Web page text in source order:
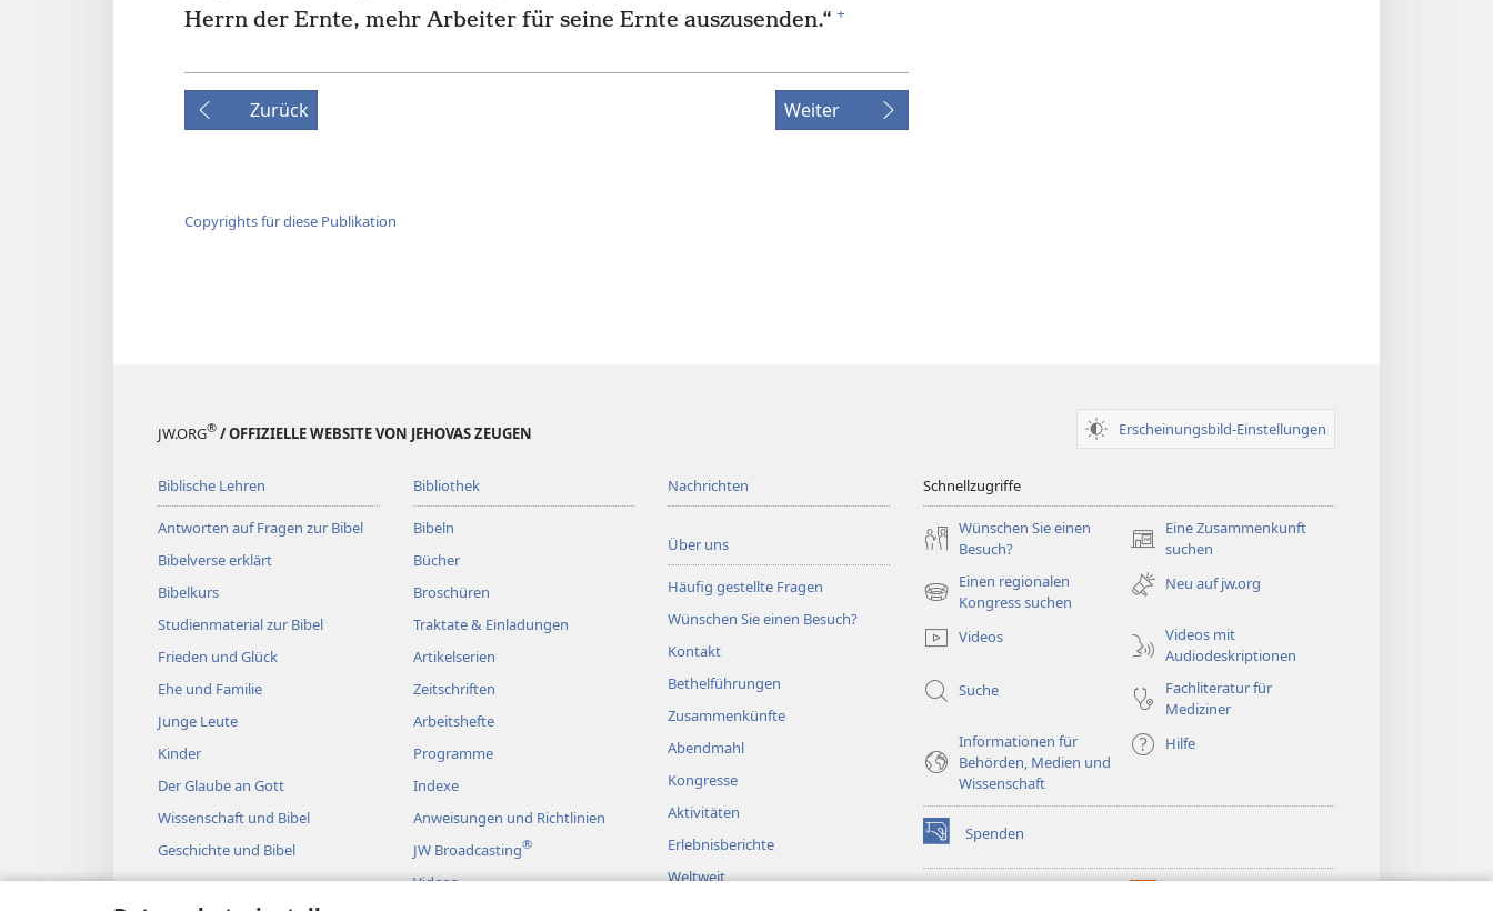
Herrn der Ernte, mehr Arbeiter für seine Ernte auszusenden.“ +
Zurück Weiter
Copyrights für diese Publikation
JW.ORG® / OFFIZIELLE WEBSITE VON JEHOVAS ZEUGEN Erscheinungsbild-Einstellungen
Biblische Lehren
Antworten auf Fragen zur Bibel
Bibelverse erklärt
Bibelkurs
Studienmaterial zur Bibel
Frieden und Glück
Ehe und Familie
Junge Leute
Kinder
Der Glaube an Gott
Wissenschaft und Bibel
Geschichte und Bibel
Bibliothek
Bibeln
Bücher
Broschüren
Traktate & Einladungen
Artikelserien
Zeitschriften
Arbeitshefte
Programme
Indexe
Anweisungen und Richtlinien
JW Broadcasting®
Videos
Nachrichten
Über uns
Häufig gestellte Fragen
Wünschen Sie einen Besuch?
Kontakt
Bethelführungen
Zusammenkünfte
Abendmahl
Kongresse
Aktivitäten
Erlebnisberichte
Weltweit
Schnellzugriffe
Wünschen Sie einen
Besuch?
Eine Zusammenkunft
suchen
(öffnet
neues
Fenster)
Einen regionalen
Kongress suchen
(öffnet
Fenster)
Neu auf jw.org
Videos
Videos mit
Audiodeskriptionen
Suche
Fachliteratur für
Mediziner
Informationen für
Behörden, Medien und
Wissenschaft
Hilfe
Spenden
(öffnet
neues
Fenster)